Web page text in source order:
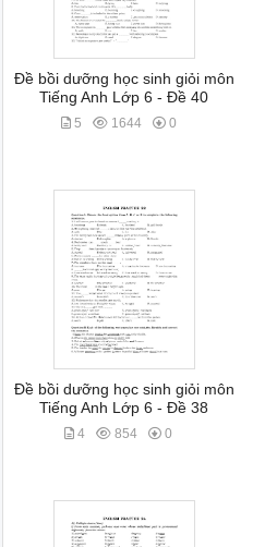
Đề bồi dưỡng học sinh giỏi môn
Tiếng Anh Lớp 6 - Đề 40
5 1644 0
Đề bồi dưỡng học sinh giỏi môn
Tiếng Anh Lớp 6 - Đề 38
4 854 0